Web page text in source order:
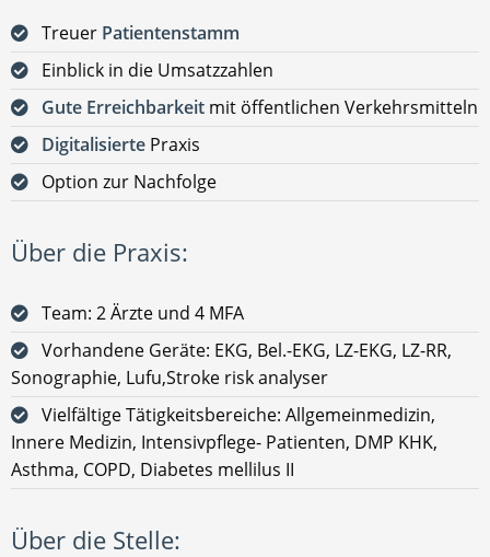
Treuer Patientenstamm
Einblick in die Umsatzzahlen
Gute Erreichbarkeit mit öffentlichen Verkehrsmitteln
Digitalisierte Praxis
Option zur Nachfolge
Über die Praxis:
Team: 2 Ärzte und 4 MFA
Vorhandene Geräte: EKG, Bel.-EKG, LZ-EKG, LZ-RR,
Sonographie, Lufu,Stroke risk analyser
Vielfältige Tätigkeitsbereiche: Allgemeinmedizin,
Innere Medizin, Intensivpflege- Patienten, DMP KHK,
Asthma, COPD, Diabetes mellilus II
Über die Stelle: